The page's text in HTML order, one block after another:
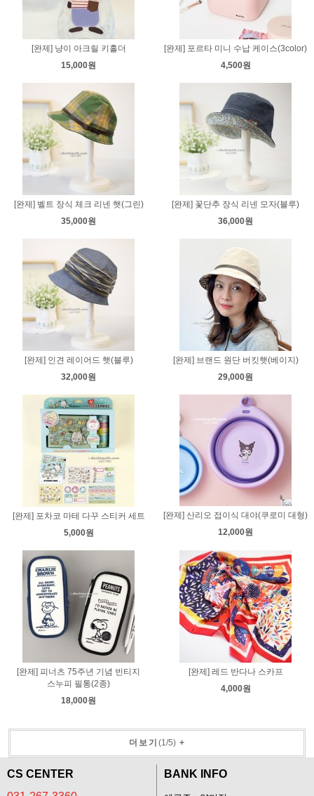
[완제] 냥이 아크릴 키홀더
15,000원
[완제] 포르타 미니 수납 케이스(3color)
4,500원
[완제] 벨트 장식 체크 리넨 햇(그린)
35,000원
[완제] 꽃단추 장식 리넨 모자(블루)
36,000원
[완제] 인견 레이어드 햇(블루)
32,000원
[완제] 브랜드 원단 버킷햇(베이지)
29,000원
[완제] 포차코 마테 다꾸 스티커 세트
5,000원
[완제] 산리오 접이식 대야(쿠로미 대형)
12,000원
[완제] 피너츠 75주년 기념 빈티지
스누피 필통(2종)
18,000원
[완제] 레드 반다나 스카프
4,000원
더보기 (1/5)+
CS CENTER
BANK INFO